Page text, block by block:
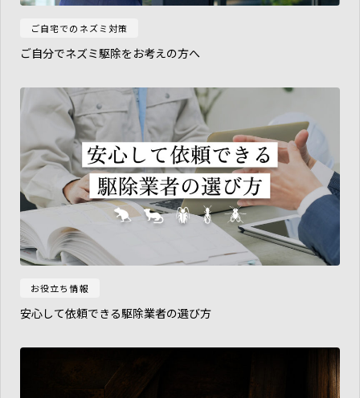
ご自宅でのネズミ対策
ご自分でネズミ駆除をお考えの方へ
お役立ち情報
安心して依頼できる駆除業者の選び方